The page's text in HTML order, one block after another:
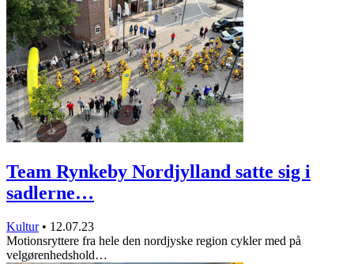
Team Rynkeby Nordjylland satte sig i
sadlerne…
Kultur • 12.07.23
Motionsryttere fra hele den nordjyske region cykler med på
velgørenhedshold…